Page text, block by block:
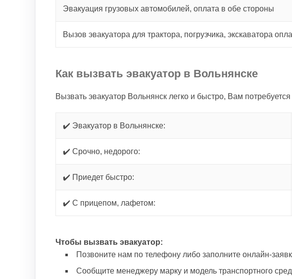
Эвакуация грузовых автомобилей, оплата в обе стороны
Вызов эвакуатора для трактора, погрузчика, экскаватора
Как вызвать эвакуатор в Вольнянске
Вызвать эвакуатор Вольнянск легко и быстро, Вам
✔️ Эвакуатор в Вольнянске:
✔️ Срочно, недорого:
✔️ Приедет быстро:
✔️ С прицепом, лафетом:
Чтобы вызвать эвакуатор:
Позвоните нам по телефону либо заполните онлайн-
Сообщите менеджеру марку и модель транспортного